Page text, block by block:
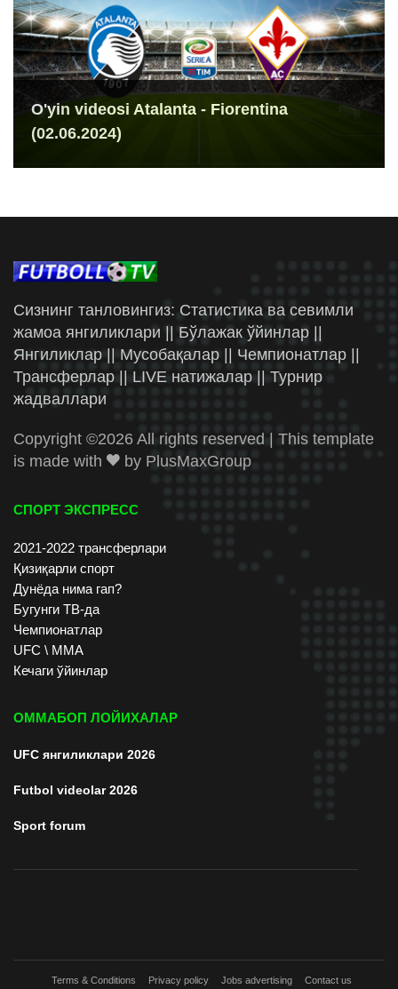
O'yin videosi Atalanta - Fiorentina
(02.06.2024)
Сизнинг танловингиз: Статистика ва севимли
жамоа янгиликлари || Бўлажак ўйинлар ||
Янгиликлар || Мусобақалар || Чемпионатлар ||
Трансферлар || LIVE натижалар || Турнир
жадваллари
Copyright ©2026 All rights reserved | This template
is made with
by PlusMaxGroup
СПОРТ ЭКСПРЕСС
2021-2022 трансферлари
Қизиқарли спорт
Дунёда нима гап?
Бугунги ТВ-да
Чемпионатлар
UFC \ ММА
Кечаги ўйинлар
ОММАБОП ЛОЙИХАЛАР
UFC янгиликлари 2026
Futbol videolar 2026
Sport forum
Terms & Conditions Privacy policy Jobs advertising Contact us